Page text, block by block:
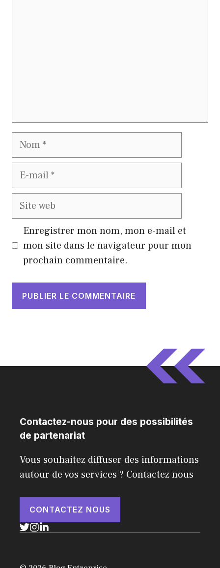
Nom
E-
Site
Enregistrer mon nom, mon e-mail et
mon site dans le navigateur pour mon
prochain commentaire.
Contactez-nous pour des possibilités
de partenariat
Vous souhaitez diffuser des informations
autour de vos services ? Contactez nous
CONTACTEZ NOUS